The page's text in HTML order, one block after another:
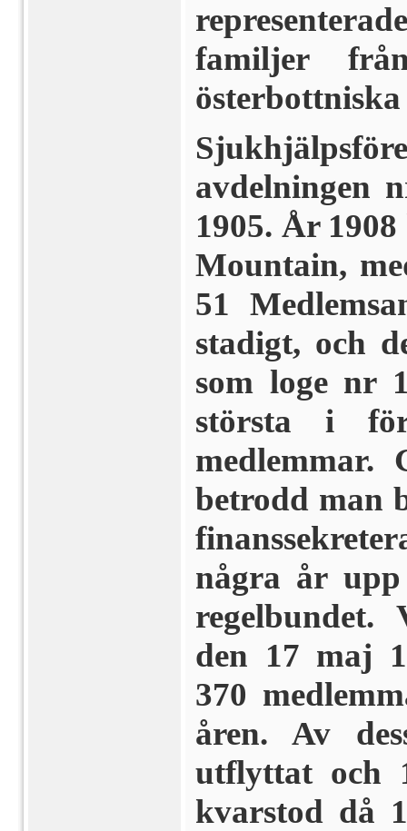
familjer
avdelningen
1905. År
Mountain,
51
stadigt, och
som loge nr
största i
medlemmar.
betrodd man
några år
regelbundet.
den 17 maj
370
åren. Av
utflyttat och
kvarstod då